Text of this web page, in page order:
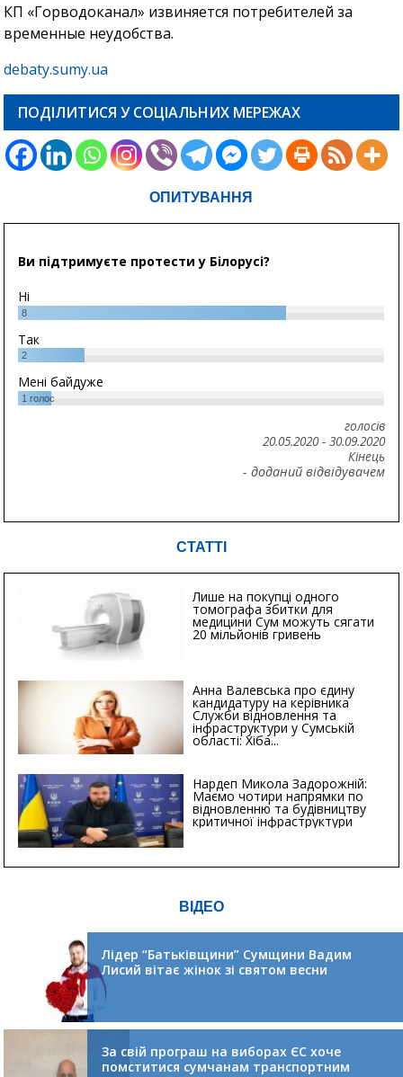
КП «Горводоканал» извиняется потребителей за
временные неудобства.
debaty.sumy.ua
ПОДІЛИТИСЯ У СОЦІАЛЬНИХ МЕРЕЖАХ
ОПИТУВАННЯ
Ви підтримуєте протести у Білорусі?
Ні
8
Так
2
Мені байдуже
1 голос
голосів
20.05.2020- 30.09.2020
Кінець
- доданий відвідувачем
СТАТТІ
Лише на покупці одного
томографа збитки для
медицини Сум можуть сягати
20 мільйонів гривень
Анна Валевська про єдину
кандидатуру на керівника
Служби відновлення та
інфраструктури у Сумській
області: Хіба...
Нардеп Микола Задорожній:
Маємо чотири напрямки по
відновленню та будівництву
критичної інфраструктури
ВІДЕО
Лідер “Батьківщини” Сумщини Вадим
Лисий вітає жінок зі святом весни
За свій програш на виборах ЄС хоче
помститися сумчанам транспортним